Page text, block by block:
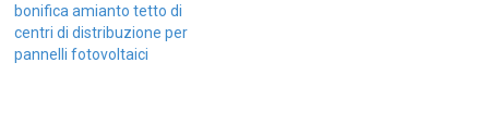
bonifica amianto tetto di
centri di distribuzione per
pannelli fotovoltaici